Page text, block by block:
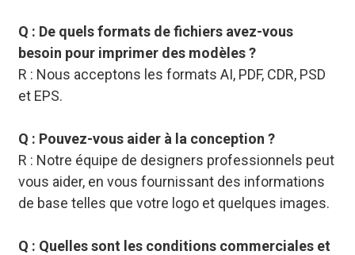
Q : De quels formats de fichiers avez-vous
besoin pour imprimer des modèles ?
R : Nous acceptons les formats AI, PDF, CDR, PSD
et EPS.
Q : Pouvez-vous aider à la conception ?
R : Notre équipe de designers professionnels peut
vous aider, en vous fournissant des informations
de base telles que votre logo et quelques images.
Q : Quelles sont les conditions commerciales et